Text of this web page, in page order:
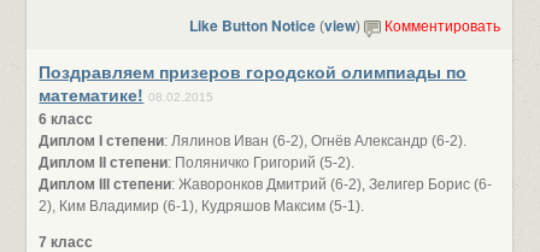
Like Button Notice (view) Комментировать
Поздравляем призеров городской олимпиады по
математике! 08.02.2015
6 класс
Диплом I степени: Лялинов Иван (6-2), Огнёв Александр (6-2).
Диплом II степени: Поляничко Григорий (5-2).
Диплом III степени: Жаворонков Дмитрий (6-2), Зелигер Борис (6-
2), Ким Владимир (6-1), Кудряшов Максим (5-1).
7 класс